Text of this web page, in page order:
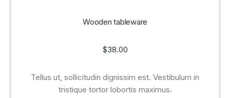
Wooden tableware
$38.00
Tellus ut, sollicitudin dignissim est. Vestibulum in
tristique tortor lobortis maximus.